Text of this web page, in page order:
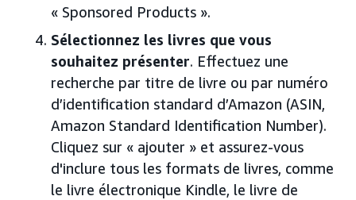
« Sponsored Products ».
Sélectionnez les livres que vous
souhaitez présenter. Effectuez une
recherche par titre de livre ou par numéro
d’identification standard d’Amazon (ASIN,
Amazon Standard Identification Number).
Cliquez sur « ajouter » et assurez-vous
d'inclure tous les formats de livres, comme
le livre électronique Kindle, le livre de